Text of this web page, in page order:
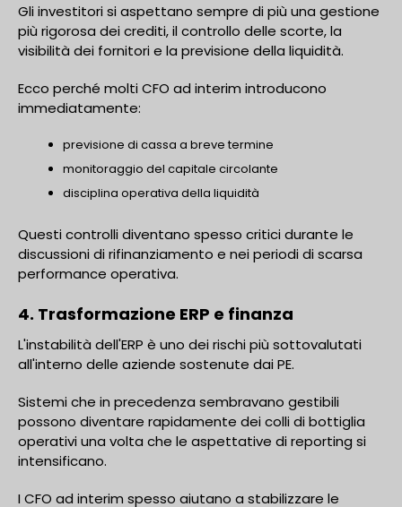
Gli investitori si aspettano sempre di più una gestione
più rigorosa dei crediti, il controllo delle scorte, la
visibilità dei fornitori e la previsione della liquidità.
Ecco perché molti CFO ad interim introducono
immediatamente:
previsione di cassa a breve termine
monitoraggio del capitale circolante
disciplina operativa della liquidità
Questi controlli diventano spesso critici durante le
discussioni di rifinanziamento e nei periodi di scarsa
performance operativa.
4. Trasformazione ERP e finanza
L'instabilità dell'ERP è uno dei rischi più sottovalutati
all'interno delle aziende sostenute dai PE.
Sistemi che in precedenza sembravano gestibili
possono diventare rapidamente dei colli di bottiglia
operativi una volta che le aspettative di reporting si
intensificano.
I CFO ad interim spesso aiutano a stabilizzare le